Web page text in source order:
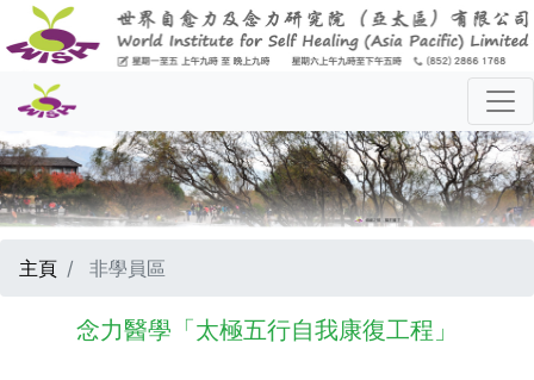
主頁 非學員區
念力醫學「太極五行自我康復工程」